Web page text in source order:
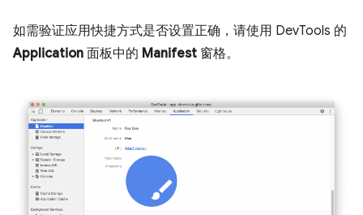
如需验证应用快捷方式是否设置正确，请使用 DevTools 的
Application 面板中的 Manifest 窗格。